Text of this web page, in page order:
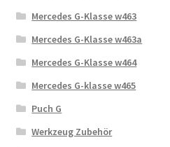
Mercedes G-Klasse w463
Mercedes G-Klasse w463a
Mercedes G-Klasse w464
Mercedes G-klasse w465
Puch G
Werkzeug Zubehör